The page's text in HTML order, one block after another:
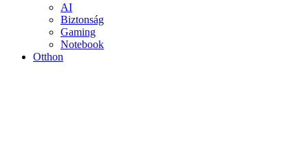
AI
Biztonság
Gaming
Notebook
Otthon